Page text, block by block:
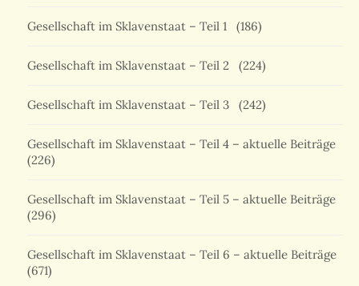
Gesellschaft im Sklavenstaat – Teil 1 (186)
Gesellschaft im Sklavenstaat – Teil 2 (224)
Gesellschaft im Sklavenstaat – Teil 3 (242)
Gesellschaft im Sklavenstaat – Teil 4 – aktuelle Beiträge
(226)
Gesellschaft im Sklavenstaat – Teil 5 – aktuelle Beiträge
(296)
Gesellschaft im Sklavenstaat – Teil 6 – aktuelle Beiträge
(671)